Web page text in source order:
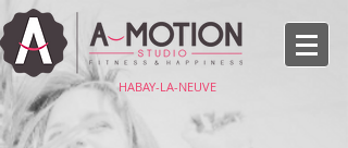
HABAY-LA-NEUVE